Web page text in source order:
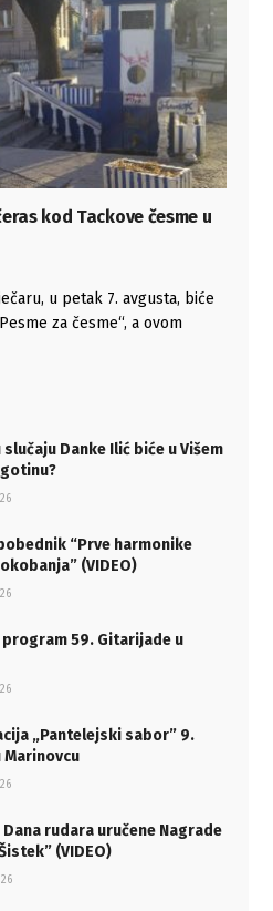
kod Tackove česme u
u petak 7. avgusta, biće
za česme“, a ovom
slučaju Danke Ilić biće u Višem
“Prve harmonike
(VIDEO)
59. Gitarijade u
„Pantelejski sabor” 9.
Marinovcu
rudara uručene Nagrade
(VIDEO)